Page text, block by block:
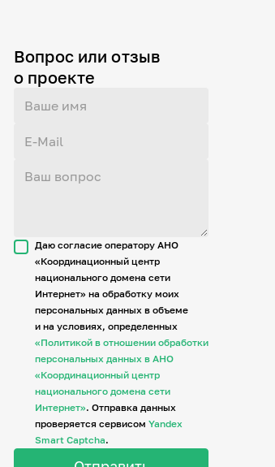
Вопрос или отзыв
о проекте
Даю согласие оператору АНО
«Координационный центр
национального домена сети
Интернет» на обработку моих
персональных данных в объеме
и на условиях, определенных
«Политикой в отношении обработки
персональных данных в АНО
«Координационный центр
национального домена сети
Интернет». Отправка данных
проверяется сервисом Yandex
Smart Captcha.